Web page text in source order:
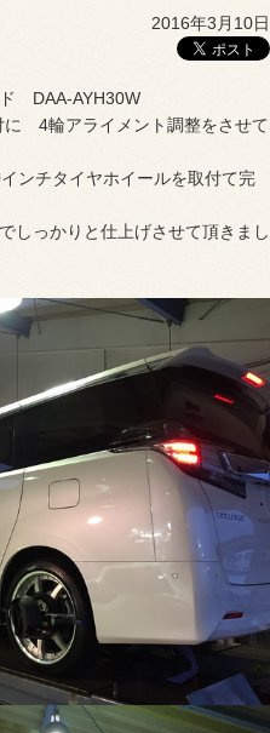
2016年3月10日
ド DAA-AYH30W
に 4輪アライメント調整をさせて
ンチタイヤホイールを取付て完
しっかりと仕上げさせて頂きまし